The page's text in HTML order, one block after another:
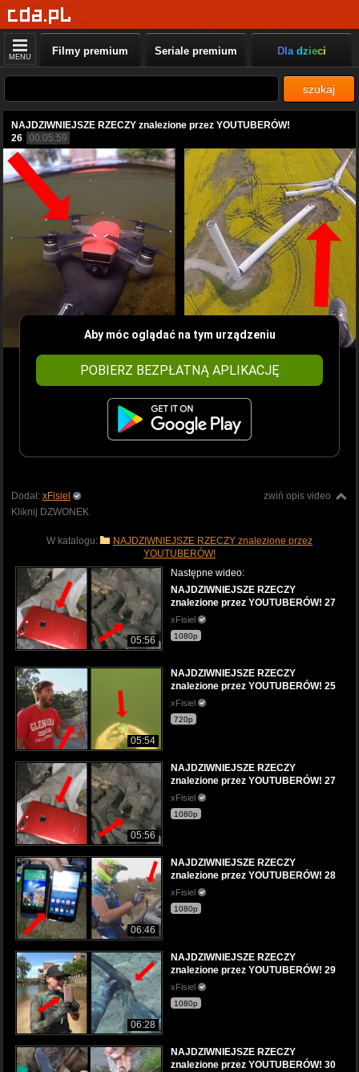
MENU Filmy premium Seriale premium Dla dzieci
szukaj
NAJDZIWNIEJSZE RZECZY znalezione przez YOUTUBERÓW!
26 00:05:59
Aby móc oglądać na tym urządzeniu
POBIERZ BEZPŁATNĄ APLIKACJĘ
zwiń opis video
Dodał: xFisiel
Kliknij DZWONEK
W katalogu:
NAJDZIWNIEJSZE RZECZY znalezione przez
YOUTUBERÓW!
05:56
Następne wideo:
NAJDZIWNIEJSZE RZECZY
znalezione przez YOUTUBERÓW! 27
xFisiel
1080p
05:54
NAJDZIWNIEJSZE RZECZY
znalezione przez YOUTUBERÓW! 25
xFisiel
720p
05:56
NAJDZIWNIEJSZE RZECZY
znalezione przez YOUTUBERÓW! 27
xFisiel
1080p
06:46
NAJDZIWNIEJSZE RZECZY
znalezione przez YOUTUBERÓW! 28
xFisiel
1080p
06:28
NAJDZIWNIEJSZE RZECZY
znalezione przez YOUTUBERÓW! 29
xFisiel
1080p
NAJDZIWNIEJSZE RZECZY
znalezione przez YOUTUBERÓW! 30